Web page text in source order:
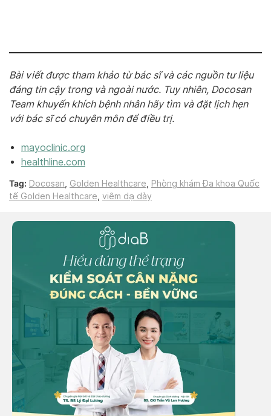
Bài viết được tham khảo từ bác sĩ và các nguồn tư liệu
đáng tin cậy trong và ngoài nước. Tuy nhiên, Docosan
Team khuyến khích bệnh nhân hãy tìm và đặt lịch hẹn
với bác sĩ có chuyên môn để điều trị.
mayoclinic.org
healthline.com
Tag: Docosan Golden Healthcare
Phòng khám Đa khoa Quốc
tế Golden Healthcare viêm dạ dày